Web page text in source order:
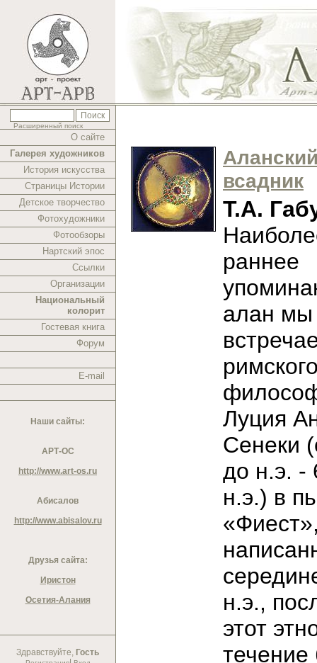
Расширенный поиск
О сайте
Галерея художников
История искусства
Страницы Истории
Детское творчество
Фотохудожники
Фотообзоры
Нартский эпос
Ссылки
Организации
Национальный
колорит
Гостевая книга
Форум
E-mail
Наши сайты:
АРТ-ОС
http://www.art-os.ru
Абисалов
http://www.abisalov.ru
Друзья сайта:
Иристон
Осетия-Алания
Здравствуйте, Гость
всадник
Т.А.
раннее
алан мы
Луция
Сенеки
до н.э. -
н.э.) в
н.э.,
этот
течение